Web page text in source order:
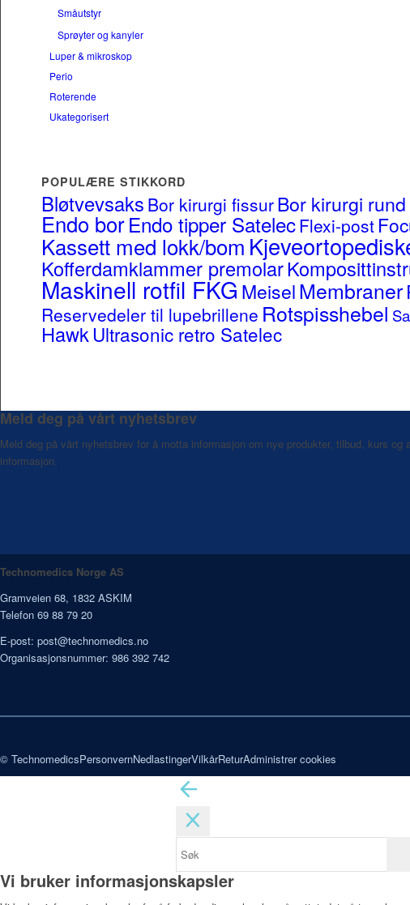
Småutstyr
Sprøyter og kanyler
Luper & mikroskop
Perio
Roterende
Ukategorisert
POPULÆRE STIKKORD
Bløtvevsaks Bor kirurgi fissurBor kirurgi rund
Endo borEndo tipper SatelecFlexi-post
Kassett med lokk/bom
Kofferdamklammer premolar
Maskinell rotfil FKG MeiselMembraner
Reservedeler til lupebrillene Rotspisshebel
HawkUltrasonic retro Satelec
Meld deg på vårt nyhetsbrev
Meld deg på vårt nyhetsbrev for å motta informasjon om nye produkter, tilbud, kurs og
informasjon.
Technomedics Norge AS
Gramveien 68, 1832 ASKIM
Telefon 69 88 79 20
E-post: post@technomedics.no
Organisasjonsnummer: 986 392 742
© TechnomedicsPersonvernNedlastingerVilkårReturAdministrer cookies
Vi bruker informasjonskapsler